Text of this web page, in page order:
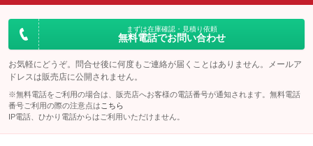
エアサスペンション ヘッドライトウォッシャー
まずは在庫確認・見積り依頼
無料電話でお問い合わせ
お気軽にどうぞ。問合せ後に何度もご連絡が届くことはありません。メールア
ドレスは販売店に公開されません。
※無料電話をご利用の場合は、販売店へお客様の電話番号が通知されます。無料電話
番号ご利用の際の注意点は こちら
IP電話、ひかり電話からはご利用いただけません。